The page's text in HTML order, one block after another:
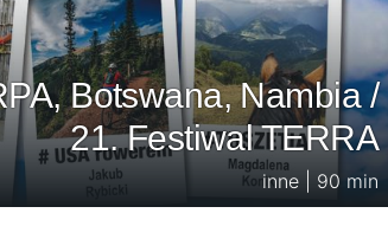
Botswana, Nambia /
21. Festiwal TERRA
inne | 90 min